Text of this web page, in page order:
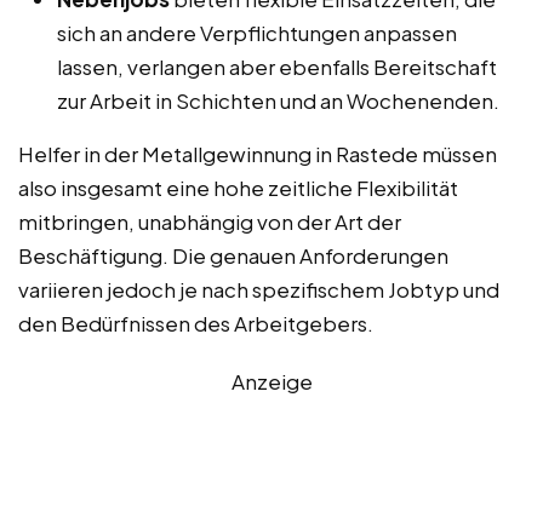
sich an andere Verpflichtungen anpassen
lassen, verlangen aber ebenfalls Bereitschaft
zur Arbeit in Schichten und an Wochenenden.
Helfer in der Metallgewinnung in Rastede müssen
also insgesamt eine hohe zeitliche Flexibilität
mitbringen, unabhängig von der Art der
Beschäftigung. Die genauen Anforderungen
variieren jedoch je nach spezifischem Jobtyp und
den Bedürfnissen des Arbeitgebers.
Anzeige